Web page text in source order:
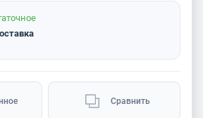
Сравнить